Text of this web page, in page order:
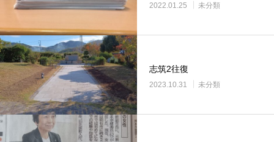
2022.01.25 未分類
志筑2往復
2023.10.31 未分類